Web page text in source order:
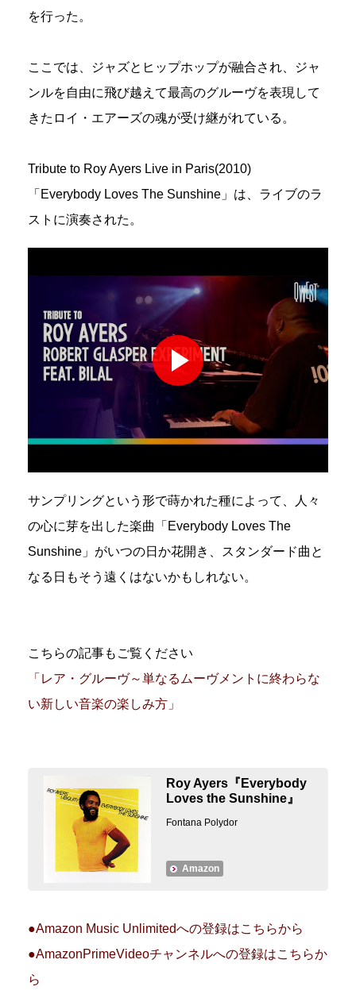
を行った。
ここでは、ジャズとヒップホップが融合され、ジャ
ンルを自由に飛び越えて最高のグルーヴを表現して
きたロイ・エアーズの魂が受け継がれている。
Tribute to Roy Ayers Live in Paris(2010)
「Everybody Loves The Sunshine」は、ライブのラ
ストに演奏された。
サンプリングという形で蒔かれた種によって、人々
の心に芽を出した楽曲「Everybody Loves The
Sunshine」がいつの日か花開き、スタンダード曲と
なる日もそう遠くはないかもしれない。
こちらの記事もご覧ください
「レア・グルーヴ～単なるムーヴメントに終わらな
い新しい音楽の楽しみ方」
Roy Ayers『Everybody
Loves the Sunshine』
Fontana Polydor
Amazon
●Amazon Music Unlimitedへの登録はこちらから
●AmazonPrimeVideoチャンネルへの登録はこちらか
ら